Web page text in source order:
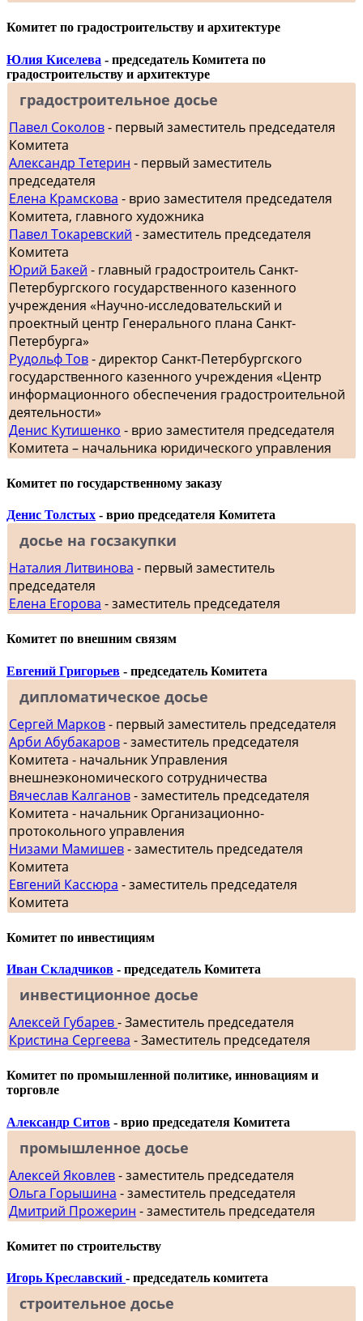
Комитет по градостроительству и архитектуре
Юлия Киселева - председатель Комитета по
градостроительству и архитектуре
градостроительное досье
Павел Соколов- первый заместитель председателя
Комитета
Александр Тетерин - первый заместитель
председателя
Елена Крамскова - врио заместителя председателя
Комитета, главного художника
Павел Токаревский - заместитель председателя
Комитета
Юрий Бакей - главный градостроитель Санкт-
Петербургского государственного казенного
учреждения «Научно-исследовательский и
проектный центр Генерального плана Санкт-
Петербурга»
Рудольф Тов- директор Санкт-Петербургского
государственного казенного учреждения «Центр
информационного обеспечения градостроительной
деятельности»
Денис Кутишенко - врио заместителя председателя
Комитета – начальника юридического управления
Комитет по государственному заказу
Денис Толстых - врио председателя Комитета
досье на госзакупки
Наталия Литвинова - первый заместитель
председателя
Елена Егорова - заместитель председателя
Комитет по внешним связям
Евгений Григорьев - председатель Комитета
дипломатическое досье
Сергей Марков- первый заместитель председателя
Арби Абубакаров- заместитель председателя
Комитета - начальник Управления
внешнеэкономического сотрудничества
Вячеслав Калганов- заместитель председателя
Комитета - начальник Организационно-
протокольного управления
Низами Мамишев- заместитель председателя
Комитета
Евгений Кассюра - заместитель председателя
Комитета
Комитет по инвестициям
Иван Складчиков - председатель Комитета
инвестиционное досье
Алексей Губарев- Заместитель председателя
Кристина Сергеева - Заместитель председателя
Комитет по промышленной политике, инновациям и
торговле
Александр Ситов - врио председателя Комитета
промышленное досье
Алексей Яковлев- заместитель председателя
Ольга Горышина - заместитель председателя
Дмитрий Прожерин - заместитель председателя
Комитет по строительству
Игорь Креславский - председатель комитета
строительное досье